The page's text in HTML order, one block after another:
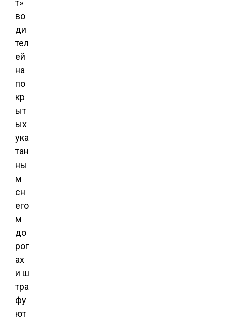
во
ди
тел
ей
на
по
кр
ыт
ых
ука
тан
ны
м
сн
его
м
до
рог
ах
и ш
тра
фу
ют